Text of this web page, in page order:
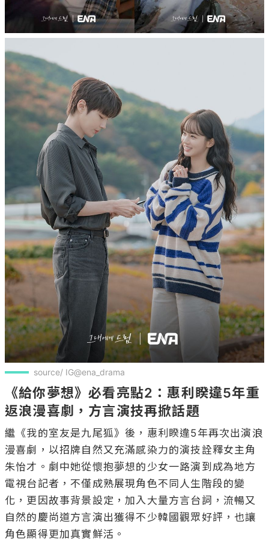
source/ IG@ena_drama
《給你夢想》必看亮點2：惠利睽違5年重
返浪漫喜劇，方言演技再掀話題
繼《我的室友是九尾狐》後，惠利睽違5年再次出演浪
漫喜劇，以招牌自然又充滿感染力的演技詮釋女主角
朱怡才。劇中她從懷抱夢想的少女一路演到成為地方
電視台記者，不僅成熟展現角色不同人生階段的變
化，更因故事背景設定，加入大量方言台詞，流暢又
自然的慶尚道方言演出獲得不少韓國觀眾好評，也讓
角色顯得更加真實鮮活。